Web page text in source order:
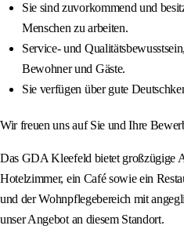
Sie sind zuvorkommend und
Menschen zu arbeiten.
Service- und
Bewohner und Gäste.
Sie verfügen über gute
Wir freuen uns auf Sie und Ihre
Das GDA Kleefeld bietet großzügige
Hotelzimmer, ein Café sowie ein
und der Wohnpflegebereich mit
unser Angebot an diesem Standort.